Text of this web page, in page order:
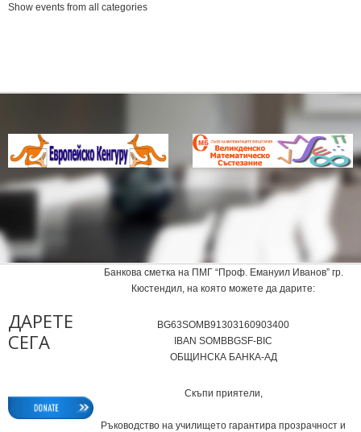
Show events from all categories
ДАРЕТЕ
СЕГА
Банкова сметка на ПМГ “Проф. Емануил Иванов” гр.
Кюстендил, на която можете да дарите:
BG63SOMB91303160903400
IВAN SOMBBGSF-BIC
ОБЩИНСКА БАНКА-АД
Скъпи приятели,
Ръководство на училището гарантира прозрачност и